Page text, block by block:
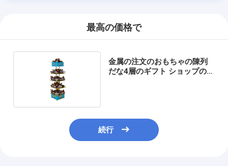
最高の価格で
金属の注文のおもちゃの陳列
だな4層のギフト ショップの表
続行